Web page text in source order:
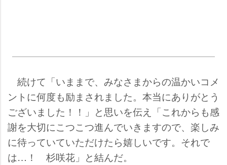
続けて「いままで、みなさまからの温かいコメ
ントに何度も励まされました。本当にありがとう
ございました！！」と思いを伝え「これからも感
謝を大切にこつこつ進んでいきますので、楽しみ
に待っていていただけたら嬉しいです。それで
は…！ 杉咲花」と結んだ。